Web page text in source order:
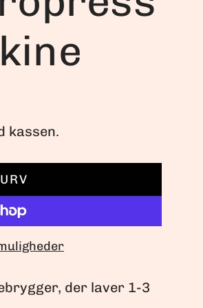
kassen.
der laver 1-3